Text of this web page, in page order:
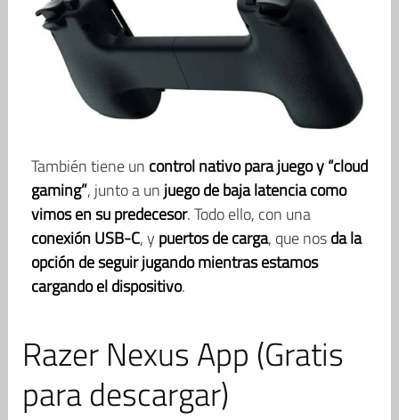
También tiene un control nativo para juego y “cloud
gaming”, junto a un juego de baja latencia como
vimos en su predecesor. Todo ello, con una
conexión USB-C, y puertos de carga, que nosda la
opción de seguir jugando mientras estamos
cargando el dispositivo.
Razer Nexus App (Gratis
para descargar)